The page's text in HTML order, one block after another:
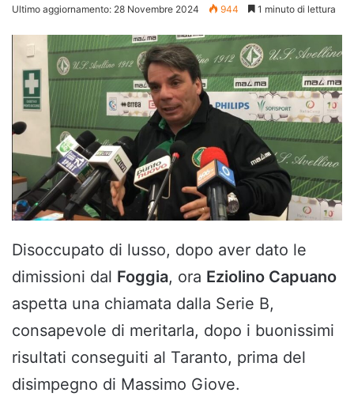
Ultimo aggiornamento: 28 Novembre 2024 944 1 minuto di lettura
Disoccupato di lusso, dopo aver dato le
dimissioni dal Foggia, ora Eziolino Capuano
aspetta una chiamata dalla Serie B,
consapevole di meritarla, dopo i buonissimi
risultati conseguiti al Taranto, prima del
disimpegno di Massimo Giove.